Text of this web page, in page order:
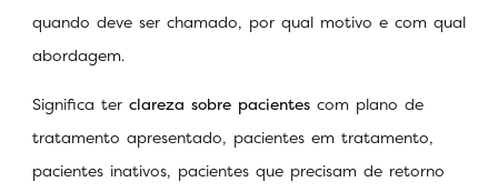
quando deve ser chamado, por qual motivo e com qual
abordagem.
Significa ter clareza sobre pacientes com plano de
tratamento apresentado, pacientes em tratamento,
pacientes inativos, pacientes que precisam de retorno